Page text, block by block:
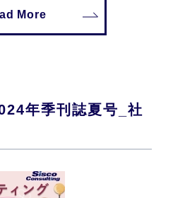
More
年季刊誌夏号_社